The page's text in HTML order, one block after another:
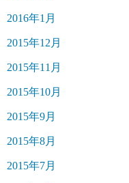
2016年1月
2015年12月
2015年11月
2015年10月
2015年9月
2015年8月
2015年7月